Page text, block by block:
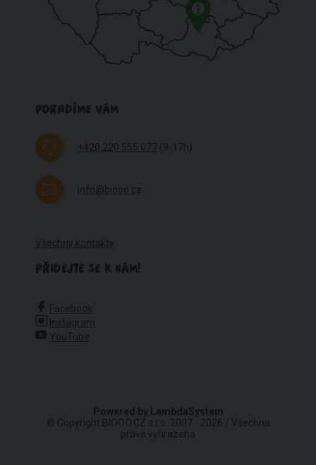
1
PORADÍME VÁM
+420 220 555 077 (9-17h)
info@biooo.cz
Všechny kontakty
PŘIDEJTE SE K NÁM!
Facebook
Instagram
YouTube
Powered by
LambdaSystem
© Copyright BIOOO.CZ s.r.o. 2007 - 2026 / Všechna
práva vyhrazena